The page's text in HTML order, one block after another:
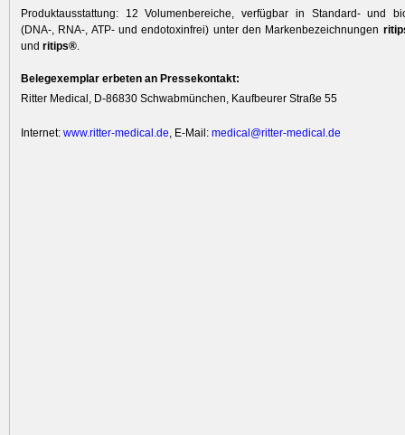
Produktausstattung: 12 Volumenbereiche, verfügbar in Standard- und
(DNA-, RNA-, ATP- und endotoxinfrei) unter den Markenbezeichnungen
und ritips®.
Belegexemplar erbeten an Pressekontakt:
Ritter Medical, D-86830 Schwabmünchen, Kaufbeurer Straße 55
Internet: www.ritter-medical.de, E-Mail: medical@ritter-medical.de